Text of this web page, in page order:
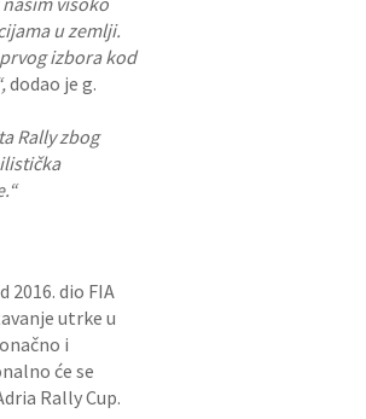
u zemlji.
izbora kod
dodao je g.
Rally zbog
dio FIA
utrke u
i
će se
Rally Cup.